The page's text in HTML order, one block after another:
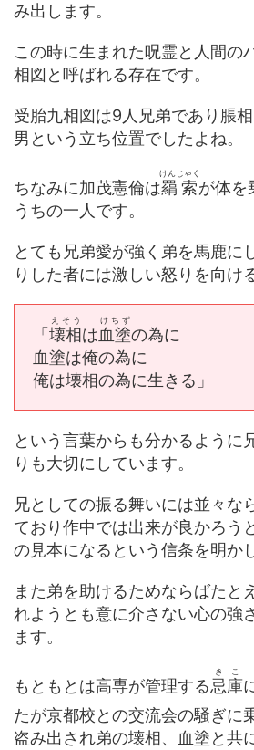
み出します。
この時に生まれた呪霊と人間の
相図と呼ばれる存在です。
受胎九相図は9人兄弟であり脹
男という立ち位置でしたよね。
ちなみに加茂憲倫は羂索
けんじゃく
が体を
うちの一人です。
とても兄弟愛が強く弟を馬鹿に
りした者には激しい怒りを向け
「 壊相
えそう
は血塗
けちず
の為に
血塗は俺の為に
俺は壊相の為に生きる」
という言葉からも分かるように
りも大切にしています。
兄としての振る舞いには並々な
ており作中では出来が良かろう
の見本になるという信条を明か
また弟を助けるためならばたと
れようとも意に介さない心の強
ます。
もともとは高専が管理する忌庫
きこ
たが京都校との交流会の騒ぎに
盗み出され弟の壊相、血塗と共